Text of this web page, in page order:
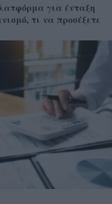
για ένταξη
τι να προσέξετε